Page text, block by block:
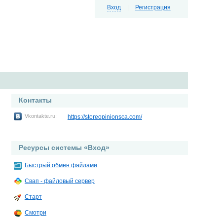
Вход Регистрация
Контакты
Vkontakte.ru: https://storeopinionsca.com/
Ресурсы системы «Вход»
Быстрый обмен файлами
Свап - файловый сервер
Старт
Смотри